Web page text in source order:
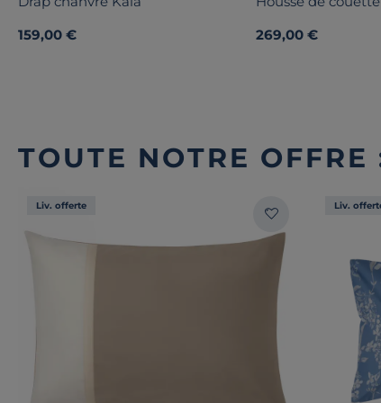
159,00 €
269,00 €
TOUTE NOTRE
Liv. offerte Liv.